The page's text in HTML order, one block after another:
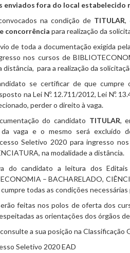
fora do local estabelecido
na condição de TITULAR,
concorrência para realização da
de toda a documentação exigida
nos cursos de
para a realização da
se certificar de que cumpre
na Lei Nº. 12.711/2012, Lei Nº.
perder o direito à vaga.
do candidato TITULAR,
vaga e o mesmo será excluído
Seletivo 2020 para ingresso
na modalidade a distância.
do candidato a leitura dos
– BACHARELADO,
todas as condições
feitas nos polos de oferta dos
as orientações dos órgãos
a sua posição na
Seletivo 2020 EAD